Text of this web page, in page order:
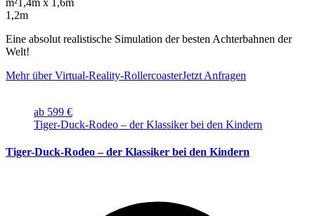
1,2m
Eine absolut realistische Simulation der besten Achterbahnen der
Welt!
Mehr über Virtual-Reality-RollercoasterJetzt Anfragen
ab 599 €
Tiger-Duck-Rodeo – der Klassiker bei den Kindern
Tiger-Duck-Rodeo – der Klassiker bei den Kindern